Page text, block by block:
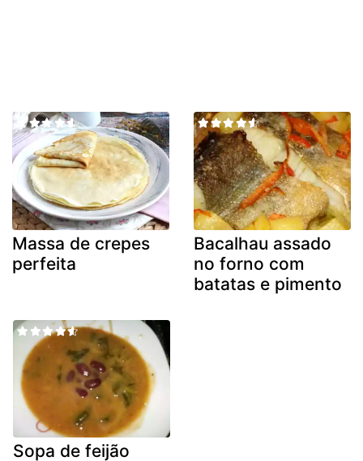
Massa de crepes
perfeita
Bacalhau assado
no forno com
batatas e pimento
Sopa de feijão